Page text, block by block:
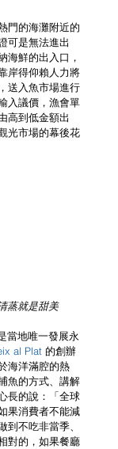
門的海灘附近的
可是無法進出
海鮮的出入口，
岸得仰賴人力將
送入魚市場進行
入議價，漁會單
高到低金額出
光市場的幕後花
蒸就是甜美
當地唯一發展永
al Plat 的創辦
海洋滿腔的熱
魚的方式、講解
長的說：「全球
果消費者不能減
到不吃非當季、
對的，如果餐廳